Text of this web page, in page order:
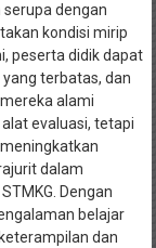
dengan
kondisi mirip
peserta didik dapat
terbatas, dan
alami
evaluasi, tetapi
dalam
Dengan
belajar
dan